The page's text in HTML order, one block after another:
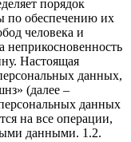
порядок
по обеспечению их
человека и
неприкосновенность
Настоящая
данных,
(далее –
данных
на все операции,
данными. 1.2.